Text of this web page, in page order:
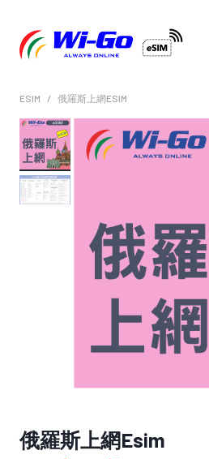
ESIM 俄羅斯上網ESIM
俄羅斯上網Esim